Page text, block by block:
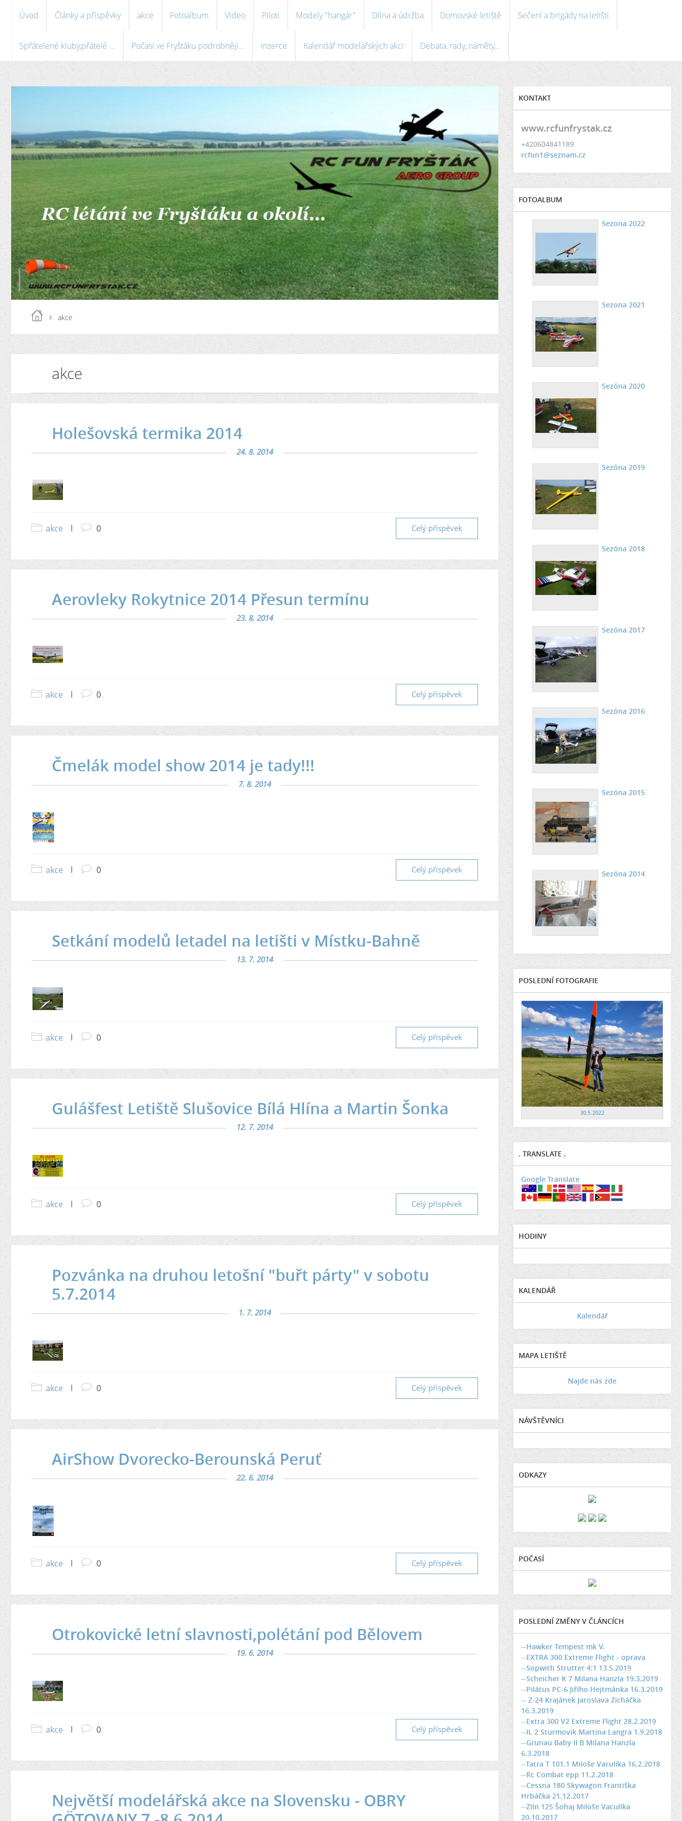
Úvod Články a příspěvky akce Fotoalbum Video Piloti Modely "hangár" Dílna a údržba Domovské letiště Sečení a brigády na letišti
Spřátelené kluby,přátelé ... Počasí ve Fryštáku podrobněji... Inzerce Kalendář modelářských akci Debata, rady, náměty...
akce
akce
Holešovská termika 2014
24. 8. 2014
Celý příspěvek
akce | 0
Aerovleky Rokytnice 2014 Přesun termínu
23. 8. 2014
Celý příspěvek
akce | 0
Čmelák model show 2014 je tady!!!
7. 8. 2014
Celý příspěvek
akce | 0
Setkání modelů letadel na letišti v Místku-Bahně
13. 7. 2014
Celý příspěvek
akce | 0
Gulášfest Letiště Slušovice Bílá Hlína a Martin Šonka
12. 7. 2014
Celý příspěvek
akce | 0
Pozvánka na druhou letošní "buřt párty" v sobotu
5.7.2014
1. 7. 2014
Celý příspěvek
akce | 0
AirShow Dvorecko-Berounská Peruť
22. 6. 2014
Celý příspěvek
akce | 0
Otrokovické letní slavnosti,polétání pod Bělovem
19. 6. 2014
Celý příspěvek
akce | 0
Největší modelářská akce na Slovensku - OBRY
KONTAKT
www.rcfunfrystak.cz
+420604841189
rcfun1@seznam.cz
FOTOALBUM
Sezona 2022
Sezona 2021
Sezóna 2020
Sezóna 2019
Sezóna 2018
Sezóna 2017
Sezóna 2016
Sezóna 2015
Sezóna 2014
POSLEDNÍ FOTOGRAFIE
30.5.2022
. TRANSLATE .
Google Translate
HODINY
KALENDÁŘ
Kalendář
MAPA LETIŠTĚ
Najde nás zde
NÁVŠTĚVNÍCI
ODKAZY
POČASÍ
POSLEDNÍ ZMĚNY V ČLÁNCÍCH
--Hawker Tempest mk V.
--EXTRA 300 Extreme Flight - oprava
--Sopwith Strutter 4:1 13.5.2019
--Scheicher K 7 Milana Hanzla 19.3.2019
--Pilátus PC-6 Jiřího Hejtmánka 16.3.2019
-- Z-24 Krajánek Jaroslava Zicháčka
16.3.2019
--Extra 300 V2 Extreme Flight 28.2.2019
--IL 2 Sturmovik Martina Langra 1.9.2018
--Grunau Baby II B Milana Hanzla
6.3.2018
--Tatra T 101.1 Miloše Vaculíka 16.2.2018
--Rc Combat epp 11.2.2018
--Cessna 180 Skywagon Františka
Hrbáčka 21.12.2017
--Zlín 125 Šohaj Miloše Vaculíka
20.10.2017